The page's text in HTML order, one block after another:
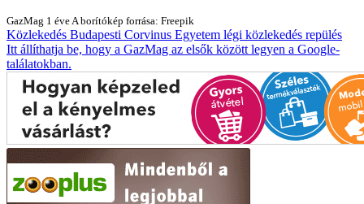
GazMag 1 éve A borítókép forrása: Freepik
Közlekedés Budapesti Corvinus Egyetem légi közlekedés repülés
Itt állíthatja be, hogy a GazMag az elsők között legyen a Google-
találatokban.